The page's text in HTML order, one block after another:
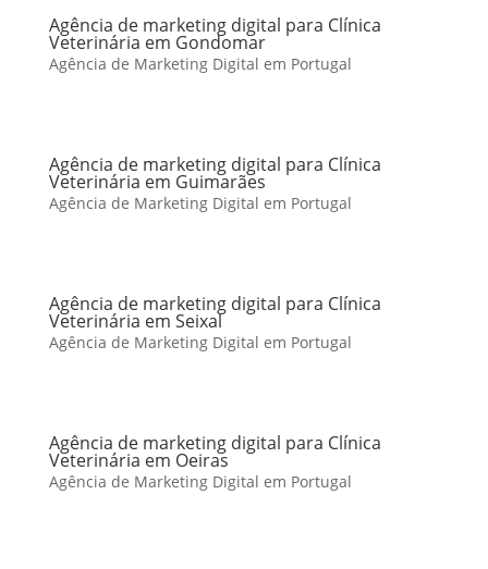
Agência de marketing digital para Clínica
Veterinária em Gondomar
Agência de Marketing Digital em Portugal
Agência de marketing digital para Clínica
Veterinária em Guimarães
Agência de Marketing Digital em Portugal
Agência de marketing digital para Clínica
Veterinária em Seixal
Agência de Marketing Digital em Portugal
Agência de marketing digital para Clínica
Veterinária em Oeiras
Agência de Marketing Digital em Portugal